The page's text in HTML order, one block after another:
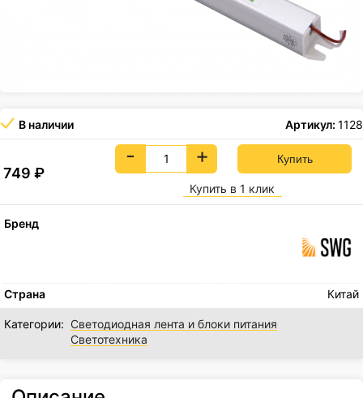
В наличии Артикул: 1128
749₽
- +
Купить в 1 клик
Бренд
Страна Китай
Категории: Светодиодная лента и блоки питания
Светотехника